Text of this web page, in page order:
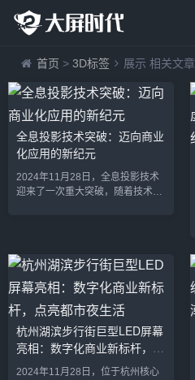
首页 > 3D标签 展示 相关文章
全息投影技术突破：迈向商业
化应用的新纪元
2024年11月28日，全息投影技术
迎来了一次重大突破，随着技术的
捷、普及的商业化道路，并开始在
教育、娱乐、广告、医疗等领域展
现出巨大的潜力。2024年下半年，
全球多家科技公司和研究机构纷纷
推出了基于新一代全息投影技术的
应用产品，推动了这一技术的迅速
发展。全息投影技术的最新进展
全...
杭州湖滨步行街巨型LED屏幕
亮相：数字化商业新标杆，点
亮都市夜生活
2024年11月28日，位于杭州核心